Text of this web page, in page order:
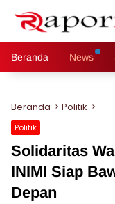
Beranda News
Beranda Politik
Politik
Solidaritas
INIMI Siap
Depan